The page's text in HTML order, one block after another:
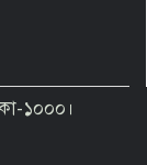
১০০০।